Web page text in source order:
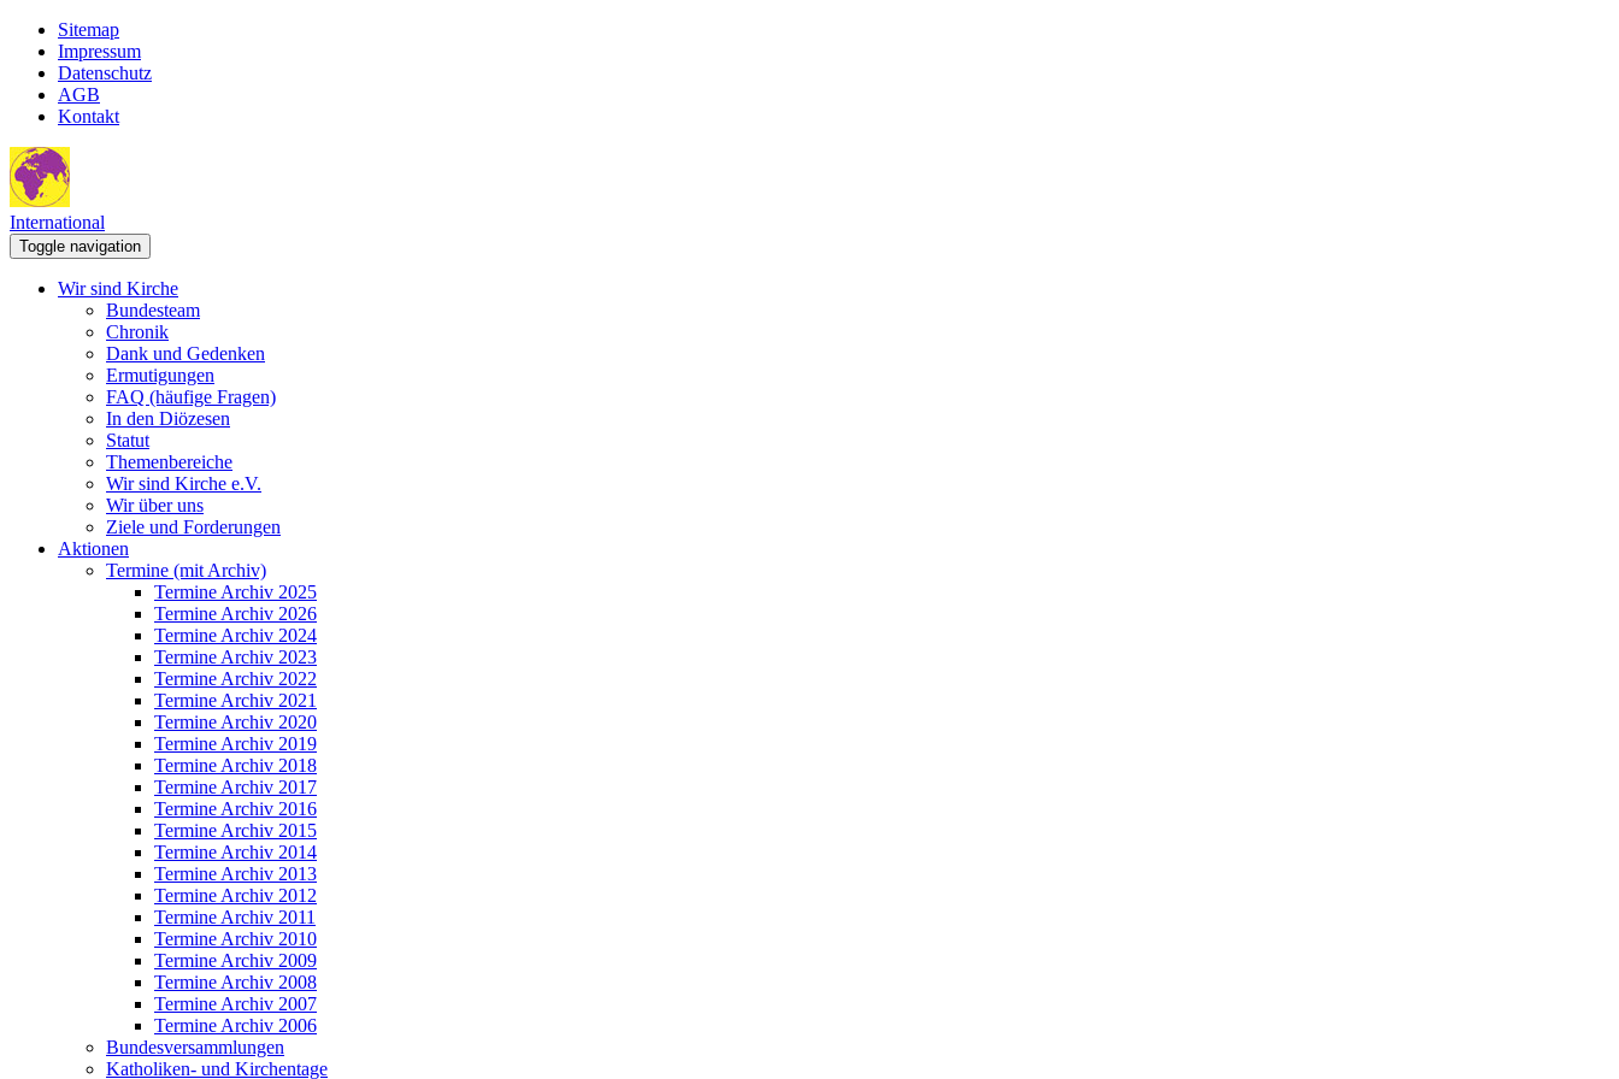
Sitemap
Impressum
Datenschutz
AGB
Kontakt
International
Toggle navigation
Wir sind Kirche
Bundesteam
Chronik
Dank und Gedenken
Ermutigungen
FAQ (häufige Fragen)
In den Diözesen
Statut
Themenbereiche
Wir sind Kirche e.V.
Wir über uns
Ziele und Forderungen
Aktionen
Termine (mit Archiv)
Termine Archiv 2025
Termine Archiv 2026
Termine Archiv 2024
Termine Archiv 2023
Termine Archiv 2022
Termine Archiv 2021
Termine Archiv 2020
Termine Archiv 2019
Termine Archiv 2018
Termine Archiv 2017
Termine Archiv 2016
Termine Archiv 2015
Termine Archiv 2014
Termine Archiv 2013
Termine Archiv 2012
Termine Archiv 2011
Termine Archiv 2010
Termine Archiv 2009
Termine Archiv 2008
Termine Archiv 2007
Termine Archiv 2006
Bundesversammlungen
Katholiken- und Kirchentage